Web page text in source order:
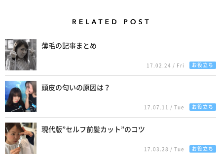
薄毛の記事まとめ
17.02.24 / Fri お役立ち
頭皮の匂いの原因は？
17.07.11 / Tue お役立ち
現代版”セルフ前髪カット”のコツ
17.03.28 / Tue お役立ち